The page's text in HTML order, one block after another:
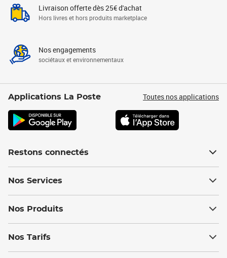
Livraison offerte dès 25€ d'achat
Hors livres et hors produits marketplace
Nos engagements
sociétaux et environnementaux
Applications La Poste Toutes nos applications
Restons connectés
Nos Services
Nos Produits
Nos Tarifs